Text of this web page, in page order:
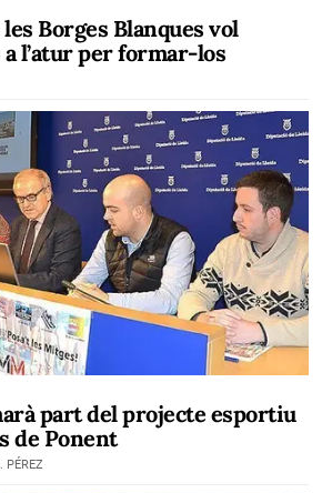
Borges Blanques vol
l’atur per formar-los
part del projecte esportiu
de Ponent
PÉREZ